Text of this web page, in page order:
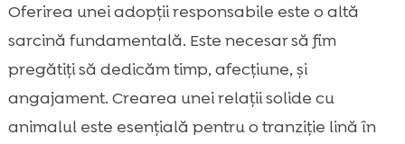
Oferirea unei adopții responsabile este o altă
sarcină fundamentală. Este necesar să fim
pregătiți să dedicăm timp, afecțiune, și
angajament. Crearea unei relații solide cu
animalul este esențială pentru o tranziție lină în